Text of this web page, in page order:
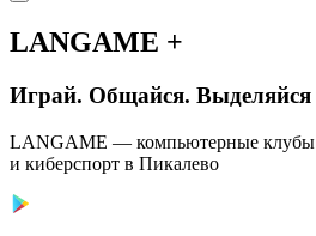
LANGAME +
Играй. Общайся. Выделяйся
LANGAME — компьютерные клубы
и киберспорт в Пикалево